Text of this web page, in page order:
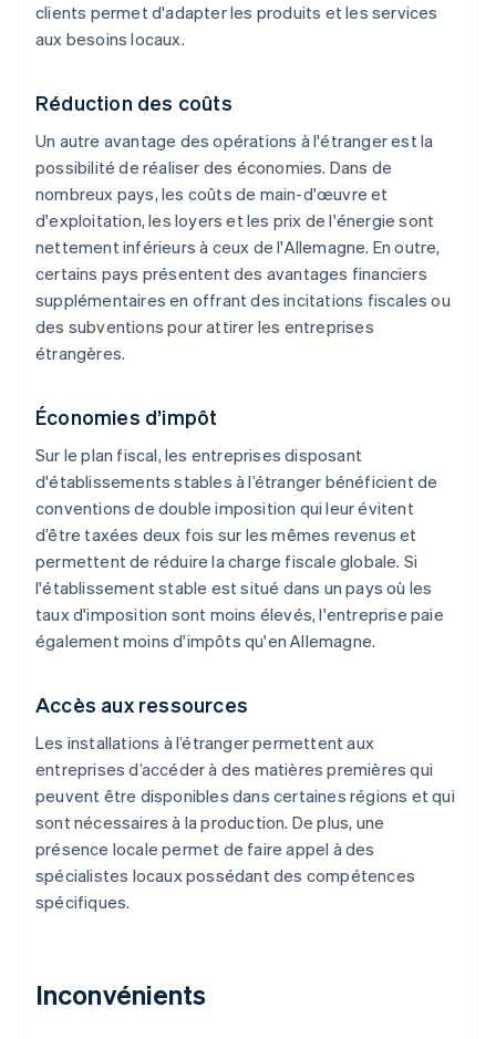
clients permet d'adapter les produits et les services
aux besoins locaux.
Réduction des coûts
Un autre avantage des opérations à l'étranger est la
possibilité de réaliser des économies. Dans de
nombreux pays, les coûts de main-d'œuvre et
d'exploitation, les loyers et les prix de l'énergie sont
nettement inférieurs à ceux de l'Allemagne. En outre,
certains pays présentent des avantages financiers
supplémentaires en offrant des incitations fiscales ou
des subventions pour attirer les entreprises
étrangères.
Économies d’impôt
Sur le plan fiscal, les entreprises disposant
d'établissements stables à l’étranger bénéficient de
conventions de double imposition qui leur évitent
d’être taxées deux fois sur les mêmes revenus et
permettent de réduire la charge fiscale globale. Si
l'établissement stable est situé dans un pays où les
taux d'imposition sont moins élevés, l'entreprise paie
également moins d'impôts qu'en Allemagne.
Accès aux ressources
Les installations à l’étranger permettent aux
entreprises d’accéder à des matières premières qui
peuvent être disponibles dans certaines régions et qui
sont nécessaires à la production. De plus, une
présence locale permet de faire appel à des
spécialistes locaux possédant des compétences
spécifiques.
Inconvénients